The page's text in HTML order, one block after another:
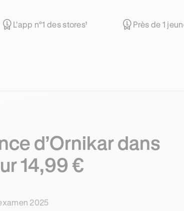
L'app n°1 des stores¹ Près de 1
d’Ornikar dans
14,99 €
2025